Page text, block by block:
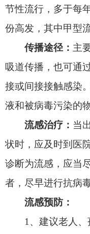
场所。
3、建议大家在人
是要规范戴好口罩，做
通风、避免近距离接触